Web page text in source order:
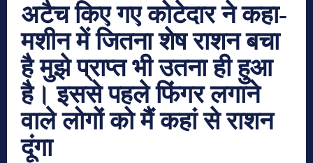
अटैच किए गए कोटेदार ने कहा-
मशीन में जितना शेष राशन बचा
है मुझे प्राप्त भी उतना ही हुआ
है। इससे पहले फिंगर लगाने
वाले लोगों को मैं कहां से राशन
दूंगा